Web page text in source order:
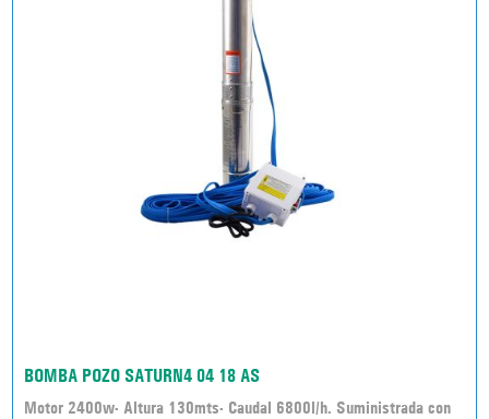
BOMBA POZO SATURN4 04 18 AS
Motor 2400w- Altura 130mts- Caudal 6800l/h. Suministrada con